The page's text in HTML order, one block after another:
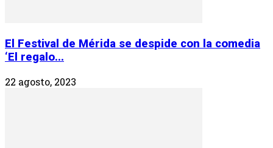
El Festival de Mérida se despide con la comedia
‘El regalo...
22 agosto, 2023